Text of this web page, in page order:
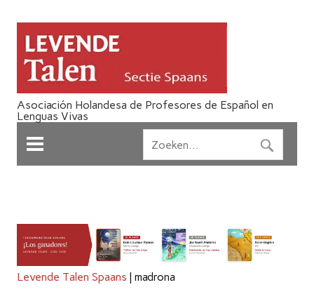
Asociación Holandesa de Profesores de Español en
Lenguas Vivas
Levende Talen Spaans | madrona